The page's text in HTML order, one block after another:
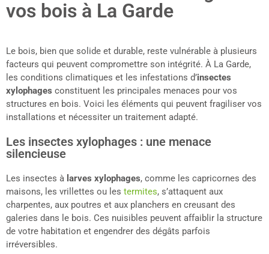
vos bois à La Garde
Le bois, bien que solide et durable, reste vulnérable à plusieurs
facteurs qui peuvent compromettre son intégrité. À La Garde,
les conditions climatiques et les infestations d’insectes
xylophages constituent les principales menaces pour vos
structures en bois. Voici les éléments qui peuvent fragiliser vos
installations et nécessiter un traitement adapté.
Les insectes xylophages : une menace
silencieuse
Les insectes à larves xylophages, comme les capricornes des
maisons, les vrillettes ou les termites, s’attaquent aux
charpentes, aux poutres et aux planchers en creusant des
galeries dans le bois. Ces nuisibles peuvent affaiblir la structure
de votre habitation et engendrer des dégâts parfois
irréversibles.